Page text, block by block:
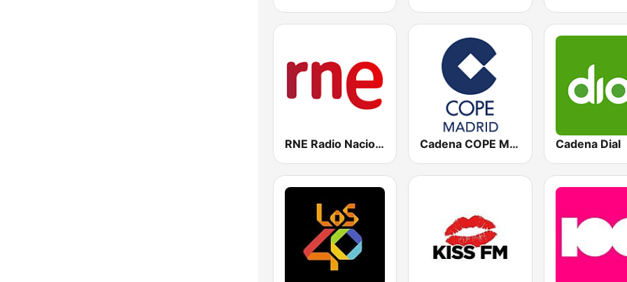
RNE Radio Nacional Cadena COPE Madrid Cadena Dial